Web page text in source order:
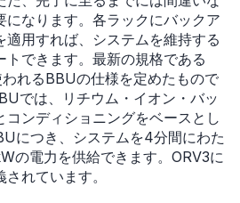
になります。各ラックにバックア
適用すれば、システムを維持する
トできます。最新の規格である
れるBBUの仕様を定めたもので
では、リチウム・イオン・バッ
コンディショニングをベースとし
につき、システムを4分間にわた
の電力を供給できます。ORV3に
れています。